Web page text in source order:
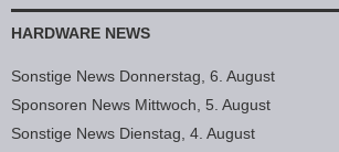
HARDWARE NEWS
Sonstige News Donnerstag, 6. August
Sponsoren News Mittwoch, 5. August
Sonstige News Dienstag, 4. August